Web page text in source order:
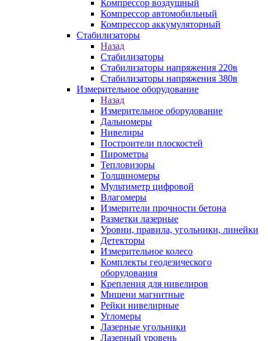
Компрессор воздушный
Компрессор автомобильный
Компрессор аккумуляторный
Стабилизаторы
Назад
Стабилизаторы
Стабилизаторы напряжения 220в
Стабилизаторы напряжения 380в
Измерительное оборудование
Назад
Измерительное оборудование
Дальномеры
Нивелиры
Построители плоскостей
Пирометры
Тепловизоры
Толщиномеры
Мультиметр цифровой
Влагомеры
Измерители прочности бетона
Разметки лазерные
Уровни, правила, угольники, линейки
Детекторы
Измерительное колесо
Комплекты геодезического
оборудования
Крепления для нивелиров
Мишени магнитные
Рейки нивелирные
Угломеры
Лазерные угольники
Лазерный уровень